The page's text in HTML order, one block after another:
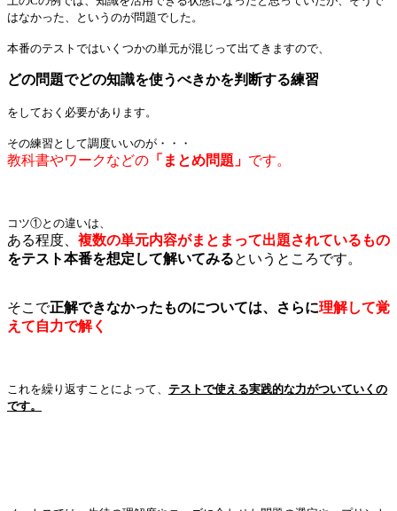
はなかった、というのが問題でした。
本番のテストではいくつかの単元が混じって出てきますので、
どの問題でどの知識を使うべきかを判断する練習
をしておく必要があります。
その練習として調度いいのが・・・
教科書やワークなどの 「まとめ問題」 です。
コツ①との違いは、
ある程度、 複数の単元内容がまとまって出題されているもの
をテスト本番を想定して解いてみるというところです。
そこで正解できなかったものについては、さらに理解して覚
えて自力で解く
これを繰り返すことによって、 テストで使える実践的な力がついていくの
です。